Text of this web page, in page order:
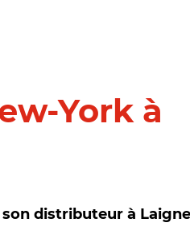
York à
son distributeur à